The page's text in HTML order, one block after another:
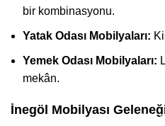
bir kombinasyonu.
Yatak Odası Mobilyaları:
Yemek Odası Mobilyaları:
mekân.
İnegöl Mobilyası
Gizlilik